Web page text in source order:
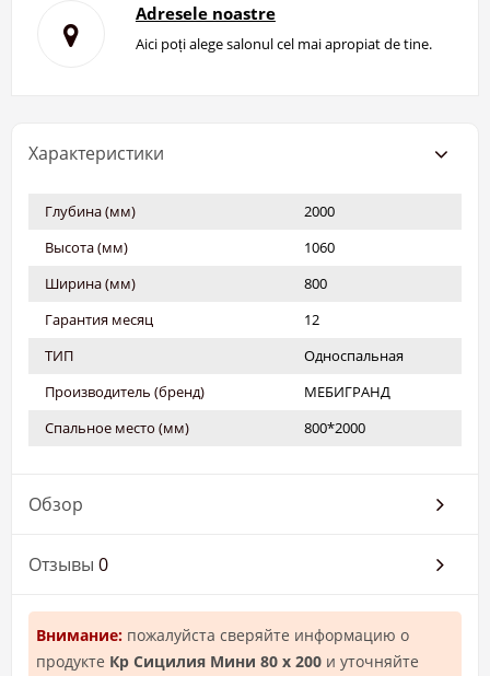
Adresele noastre
Aici poți alege salonul cel mai apropiat de tine.
Характеристики
Глубина (мм)
2000
Высота (мм)
1060
Ширина (мм)
800
Гарантия месяц
12
ТИП
Односпальная
Производитель (бренд)
МЕБИГРАНД
Спальное место (мм)
800*2000
Обзор
Отзывы 0
Внимание: пожалуйста сверяйте информацию о
продукте Кр Сицилия Мини 80 х 200 и уточняйте